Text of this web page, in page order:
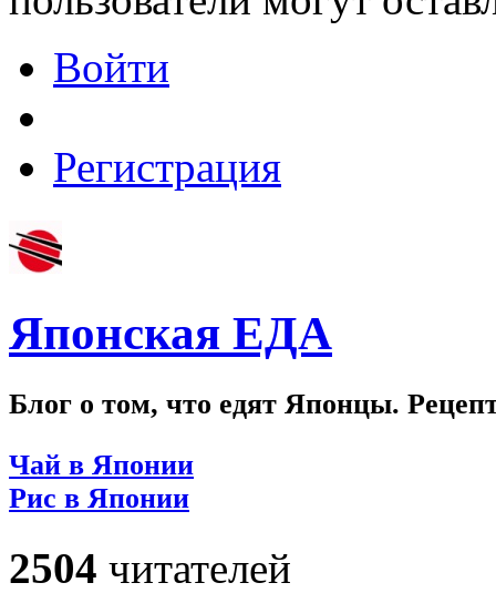
Войти
Регистрация
Японская ЕДА
Блог о том, что едят Японцы.
Чай в Японии
Рис в Японии
2504 читателей